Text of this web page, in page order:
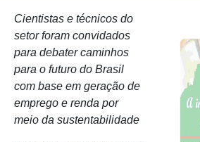
Cientistas e técnicos do
setor foram convidados
para debater caminhos
para o futuro do Brasil
com base em geração de
emprego e renda por
meio da sustentabilidade